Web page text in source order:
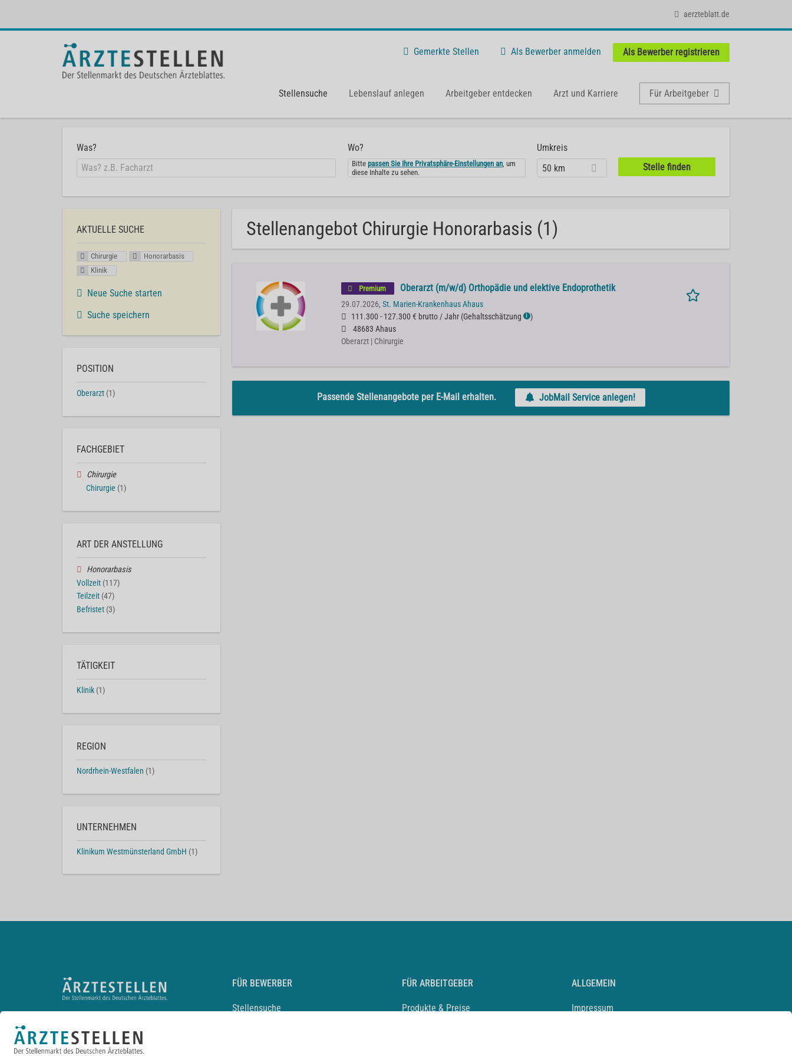
aerzteblatt.de
Gemerkte Stellen Als Bewerber anmelden Als Bewerber registrieren
Stellensuche Lebenslauf anlegen Arbeitgeber entdecken Arzt und Karriere Für Arbeitgeber
Was? Wo?
Bittepassen Sie Ihre Privatsphäre-Einstellungen an, um
diese Inhalte zu sehen.
Umkreis
50 km
Stellenangebot Chirurgie Honorarbasis (1)
Premium Oberarzt (m/w/d) Orthopädie und elektive Endoprothetik
29.07.2026, St. Marien-Krankenhaus Ahaus
111.300 - 127.300 € brutto / Jahr (Gehaltsschätzung ℹ )
48683 Ahaus
Oberarzt | Chirurgie
Passende Stellenangebote per E-Mail erhalten. JobMail Service anlegen!
AKTUELLE SUCHE
Chirurgie
Honorarbasis
Klinik
Neue Suche starten
Suche speichern
POSITION
Oberarzt (1)
FACHGEBIET
Chirurgie
Chirurgie (1)
ART DER ANSTELLUNG
Honorarbasis
Vollzeit (117)
Teilzeit (47)
Befristet (3)
TÄTIGKEIT
Klinik (1)
REGION
Nordrhein-Westfalen (1)
UNTERNEHMEN
Klinikum Westmünsterland GmbH (1)
FÜR BEWERBER
Stellensuche
FÜR ARBEITGEBER
Produkte & Preise
ALLGEMEIN
Impressum